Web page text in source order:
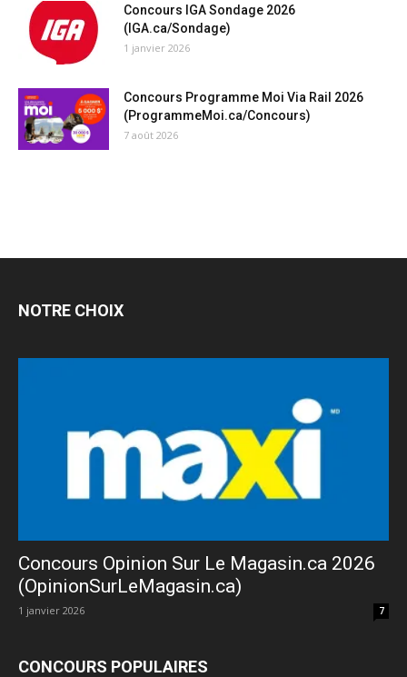
Concours IGA Sondage 2026
(IGA.ca/Sondage)
1 janvier 2026
Concours Programme Moi Via Rail 2026
(ProgrammeMoi.ca/Concours)
7 août 2026
NOTRE CHOIX
Concours Opinion Sur Le Magasin.ca 2026
(OpinionSurLeMagasin.ca)
1 janvier 2026 7
CONCOURS POPULAIRES